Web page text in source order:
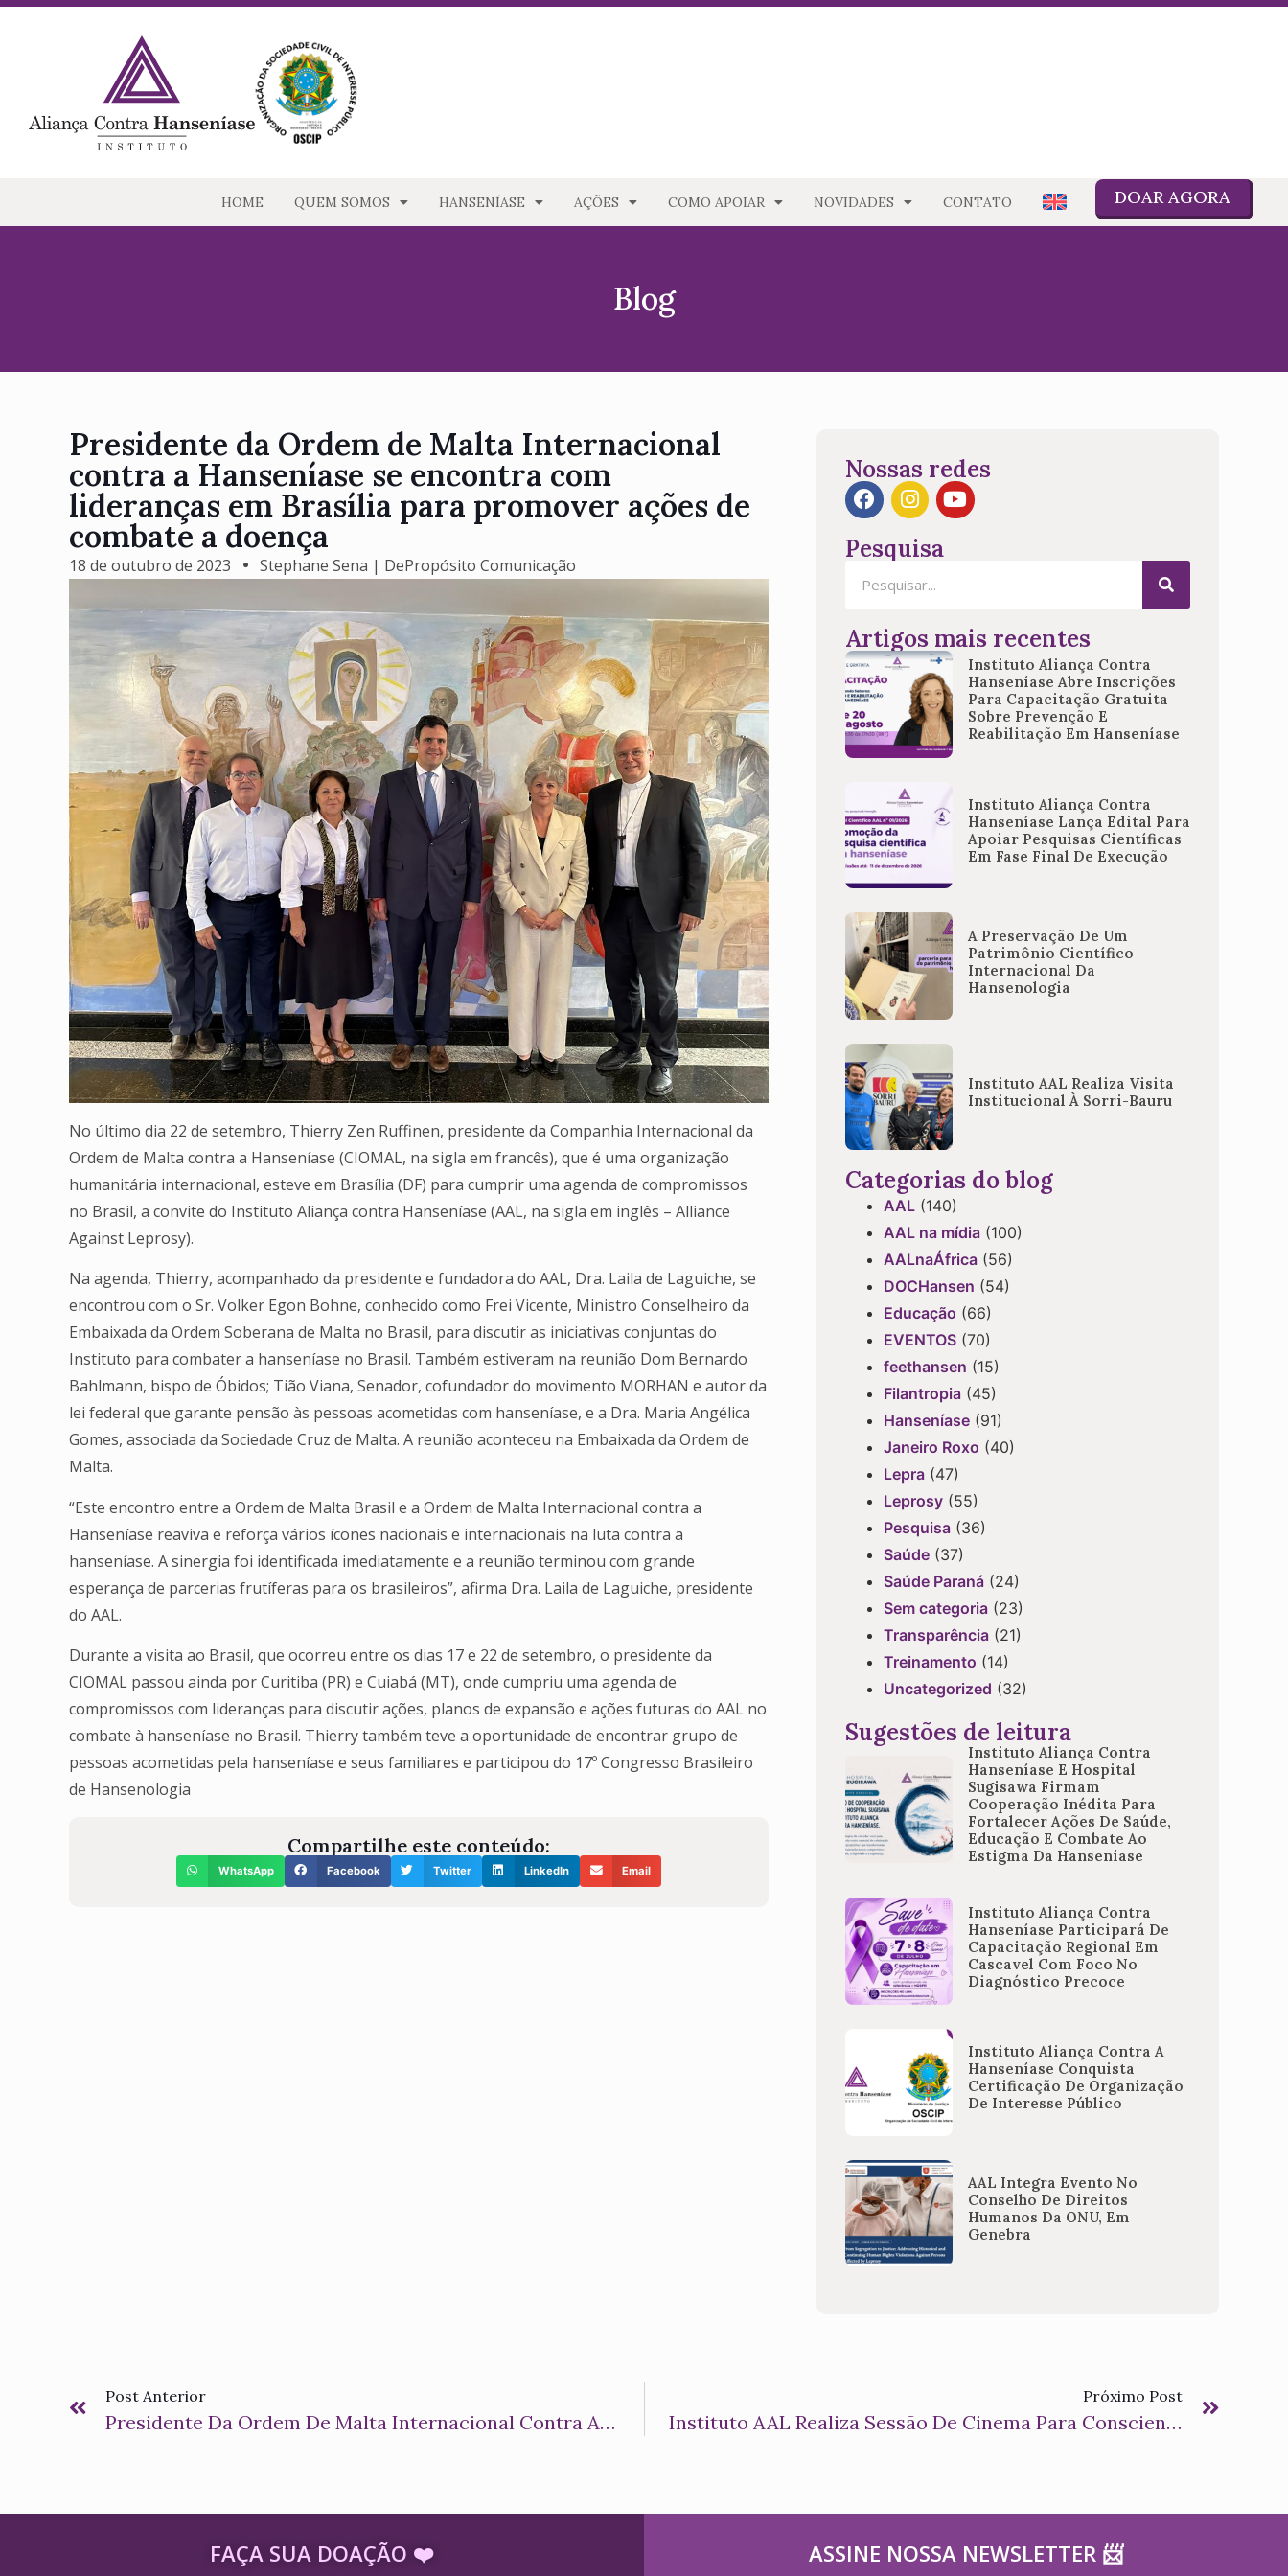
HOME QUEM SOMOS HANSENÍASE AÇÕES COMO APOIAR NOVIDADES CONTATO DOAR AGORA
Blog
Presidente da Ordem de Malta Internacional
contra a Hanseníase se encontra com
lideranças em Brasília para promover ações de
combate a doença
18 de outubro de 2023 Stephane Sena | DePropósito Comunicação
No último dia 22 de setembro, Thierry Zen Ruffinen, presidente da Companhia Internacional da
Ordem de Malta contra a Hanseníase (CIOMAL, na sigla em francês), que é uma organização
humanitária internacional, esteve em Brasília (DF) para cumprir uma agenda de compromissos
no Brasil, a convite do Instituto Aliança contra Hanseníase (AAL, na sigla em inglês – Alliance
Against Leprosy).
Na agenda, Thierry, acompanhado da presidente e fundadora do AAL, Dra. Laila de Laguiche, se
encontrou com o Sr. Volker Egon Bohne, conhecido como Frei Vicente, Ministro Conselheiro da
Embaixada da Ordem Soberana de Malta no Brasil, para discutir as iniciativas conjuntas do
Instituto para combater a hanseníase no Brasil. Também estiveram na reunião Dom Bernardo
Bahlmann, bispo de Óbidos; Tião Viana, Senador, cofundador do movimento MORHAN e autor da
lei federal que garante pensão às pessoas acometidas com hanseníase, e a Dra. Maria Angélica
Gomes, associada da Sociedade Cruz de Malta. A reunião aconteceu na Embaixada da Ordem de
Malta.
“Este encontro entre a Ordem de Malta Brasil e a Ordem de Malta Internacional contra a
Hanseníase reaviva e reforça vários ícones nacionais e internacionais na luta contra a
hanseníase. A sinergia foi identificada imediatamente e a reunião terminou com grande
esperança de parcerias frutíferas para os brasileiros”, afirma Dra. Laila de Laguiche, presidente
do AAL.
Durante a visita ao Brasil, que ocorreu entre os dias 17 e 22 de setembro, o presidente da
CIOMAL passou ainda por Curitiba (PR) e Cuiabá (MT), onde cumpriu uma agenda de
compromissos com lideranças para discutir ações, planos de expansão e ações futuras do AAL no
combate à hanseníase no Brasil. Thierry também teve a oportunidade de encontrar grupo de
pessoas acometidas pela hanseníase e seus familiares e participou do 17º Congresso Brasileiro
de Hansenologia
Compartilhe este conteúdo:
WhatsApp Facebook Twitter LinkedIn Email
Nossas redes
Pesquisa
Artigos mais recentes
Instituto Aliança Contra
Hanseníase Abre Inscrições
Para Capacitação Gratuita
Sobre Prevenção E
Reabilitação Em Hanseníase
Instituto Aliança Contra
Hanseníase Lança Edital Para
Apoiar Pesquisas Científicas
Em Fase Final De Execução
A Preservação De Um
Patrimônio Científico
Internacional Da
Hansenologia
Instituto AAL Realiza Visita
Institucional À Sorri-Bauru
Categorias do blog
AAL (140)
AAL na mídia (100)
AALnaÁfrica (56)
DOCHansen (54)
Educação (66)
EVENTOS (70)
feethansen (15)
Filantropia (45)
Hanseníase (91)
Janeiro Roxo (40)
Lepra (47)
Leprosy (55)
Pesquisa (36)
Saúde (37)
Saúde Paraná (24)
Sem categoria (23)
Transparência (21)
Treinamento (14)
Uncategorized (32)
Sugestões de leitura
Instituto Aliança Contra
Hanseníase E Hospital
Sugisawa Firmam
Cooperação Inédita Para
Fortalecer Ações De Saúde,
Educação E Combate Ao
Estigma Da Hanseníase
Instituto Aliança Contra
Hanseníase Participará De
Capacitação Regional Em
Cascavel Com Foco No
Diagnóstico Precoce
Instituto Aliança Contra A
Hanseníase Conquista
Certificação De Organização
De Interesse Público
AAL Integra Evento No
Conselho De Direitos
Humanos Da ONU, Em
Genebra
Post Anterior
Presidente Da Ordem De Malta Internacional Contra A Hanseníase Visita Cuiabá Com A Presidente Do Instituto AAL
Próximo Post
Instituto AAL Realiza Sessão De Cinema Para Conscientizar Sobre A Realidade Da Hanseníase Nos Dias Atuais
FAÇA SUA DOAÇÃO ​❤️ ASSINE NOSSA NEWSLETTER ​📨